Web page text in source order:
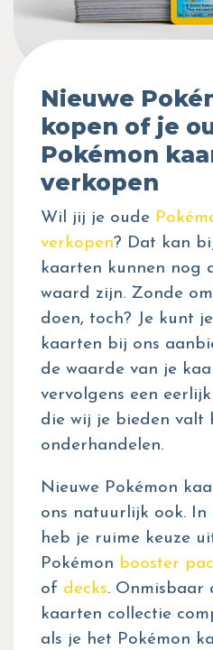
Nieuwe
kopen of je
Pokémon
verkopen
Wil jij je oude
verkopen? Dat kan
kaarten kunnen nog
waard zijn. Zonde
doen, toch? Je kunt
kaarten bij ons
de waarde van je
vervolgens een
die wij je bieden valt
onderhandelen.
Nieuwe Pokémon
ons natuurlijk ook. In
heb je ruime keuze
Pokémon booster
of decks. Onmisbaar
kaarten collectie
als je het Pokémon